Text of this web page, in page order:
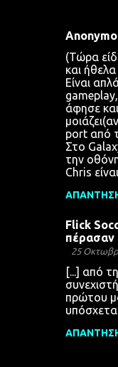
(Τώρα
και
Είναι
άφησε
port από
Στο
την
Chris
Flick
πέρασαν
25
[...] από
πρώτου